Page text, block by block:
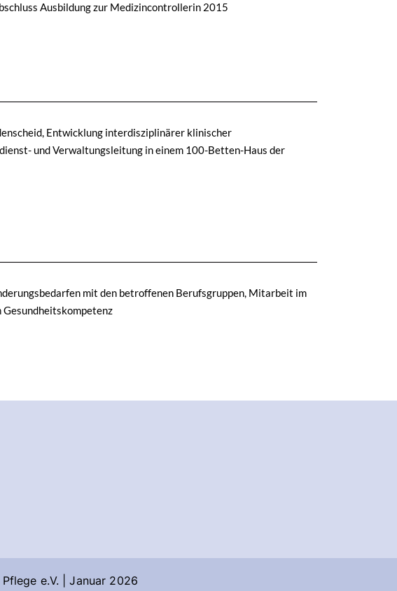
Ausbildung zur Medizincontrollerin 2015
Entwicklung interdisziplinärer klinischer
und Verwaltungsleitung in einem 100-Betten-Haus der
mit den betroffenen Berufsgruppen, Mitarbeit im
e.V. | Januar 2026